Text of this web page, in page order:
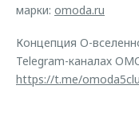
марки: omoda.ru
Концепция O-
Telegram-каналах
https://t.me/